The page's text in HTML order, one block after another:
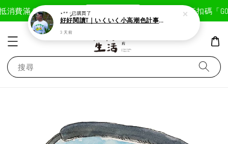
消費滿＄1800免運費 現在去購物！ 首次註冊輸入折扣碼「
搜尋
⋆** ༘已購買了
好好閱讀T｜いくいく小高潮色計事務所X好好生活書店聯名款
3 天前